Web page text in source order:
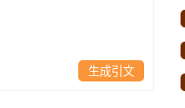
生成引文